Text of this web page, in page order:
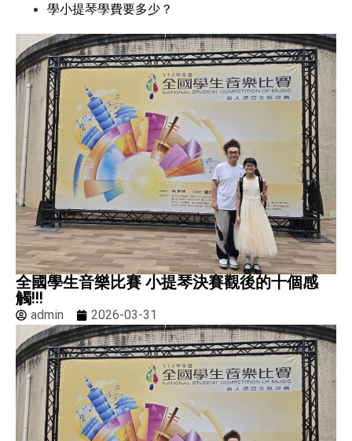
學小提琴學費要多少？
全國學生音樂比賽 小提琴決賽觀後的十個感
觸!!!
admin 2026-03-31